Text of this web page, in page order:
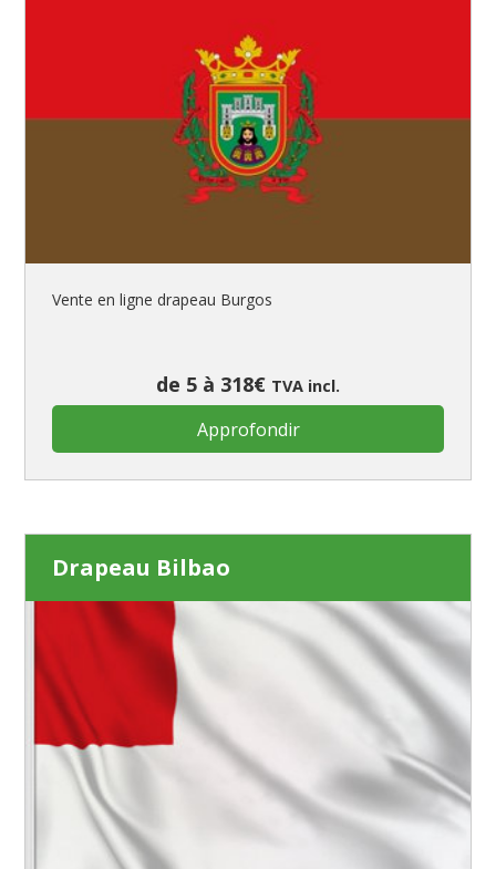
Vente en ligne drapeau Burgos
de 5 à 318€ TVA incl.
Approfondir
Drapeau Bilbao